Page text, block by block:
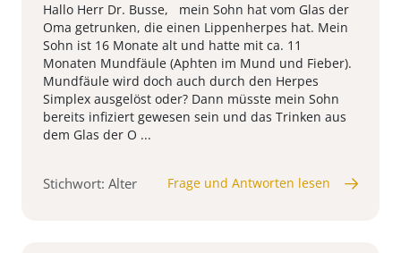
Hallo Herr Dr. Busse, mein Sohn hat vom Glas der
Oma getrunken, die einen Lippenherpes hat. Mein
Sohn ist 16 Monate alt und hatte mit ca. 11
Monaten Mundfäule (Aphten im Mund und Fieber).
Mundfäule wird doch auch durch den Herpes
Simplex ausgelöst oder? Dann müsste mein Sohn
bereits infiziert gewesen sein und das Trinken aus
dem Glas der O ...
Stichwort: Alter Frage und Antworten lesen